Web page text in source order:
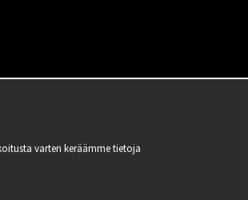
varten keräämme tietoja